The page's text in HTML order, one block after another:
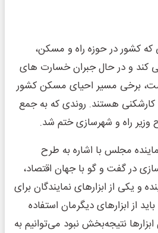
که کشور در حوزه راه و مسکن،
کند و در حال جبران خسارت های
برخی مسیر احیای مسکن کشور
کارشکنی هستند. روندی که به جمع
وزیر راه و شهرسازی ختم شد.
مجلس با اشاره به طرح
در گفت و گو با جهان اقتصاد،
و یکی از ابزارهای نمایندگان برای
از ابزارهای دیگرمان استفاده
ابزارها نتیجه‌بخش نبود می‌توانیم به